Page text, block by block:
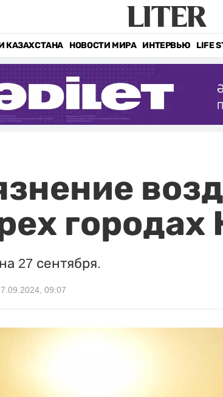
КАЗАХСТАНА НОВОСТИ МИРА ИНТЕРВЬЮ LIFE
городах
27 сентября.
09:07